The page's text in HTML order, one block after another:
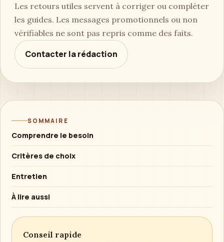
Les retours utiles servent à corriger ou compléter
les guides. Les messages promotionnels ou non
vérifiables ne sont pas repris comme des faits.
Contacter la rédaction
SOMMAIRE
Comprendre le besoin
Critères de choix
Entretien
À lire aussi
Conseil rapide